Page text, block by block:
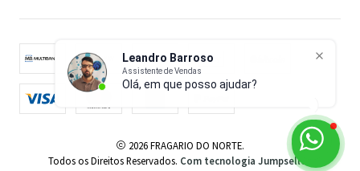
Leandro Barroso
Assistente de Vendas
Olá, em que posso ajudar?
2026 FRAGARIO DO NORTE.
Todos os Direitos Reservados. Com tecnologia Jumpseller